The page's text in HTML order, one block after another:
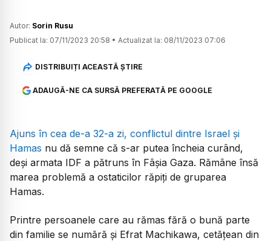
Autor: Sorin Rusu
Publicat la: 07/11/2023 20:58 • Actualizat la: 08/11/2023 07:06
DISTRIBUIȚI ACEASTĂ ȘTIRE
ADAUGĂ-NE CA SURSĂ PREFERATĂ PE GOOGLE
Ajuns în cea de-a 32-a zi, conflictul dintre Israel și
Hamas nu dă semne că s-ar putea încheia curând,
deși armata IDF a pătruns în Fâșia Gaza. Rămâne însă
marea problemă a ostaticilor răpiți de gruparea
Hamas.
Printre persoanele care au rămas fără o bună parte
din familie se numără și Efrat Machikawa, cetățean din